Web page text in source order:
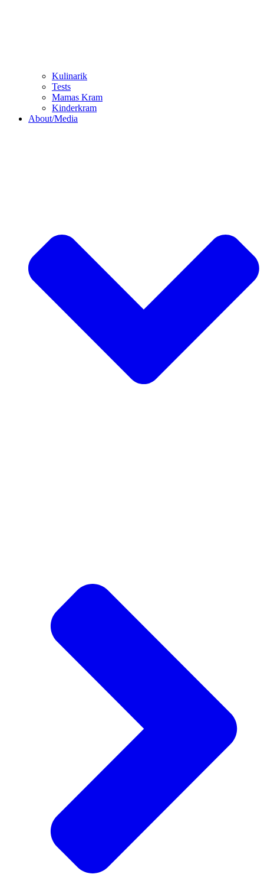
Kulinarik
Tests
Mamas Kram
Kinderkram
About/Media